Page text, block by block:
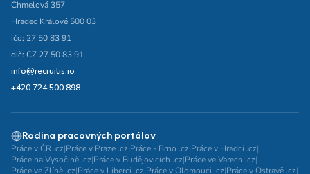
Chmelová 357
Hradec Králové 500 03
ičo: 27 50 83 91
dič: CZ 27 50 83 91
info@recruitis.io
+420 724 500 898
Rodina pracovných portálov
Práce v ČR .cz|Práce v Praze .cz|Práce - Brno .cz|Práce v Hradci .cz|
Práce na Vysočině .cz|Práce v Budějovicích .cz|Práce ve Varech .cz|
Práce ve Zlíně .cz|Práce v Liberci .cz|Práce v Olomouci .cz|Práce v Ostravě .cz|